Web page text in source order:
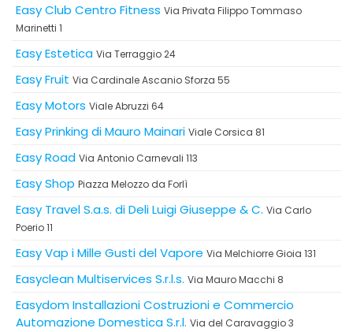
Easy Club Centro Fitness Via Privata Filippo Tommaso
Marinetti 1
Easy Estetica Via Terraggio 24
Easy Fruit Via Cardinale Ascanio Sforza 55
Easy Motors Viale Abruzzi 64
Easy Prinking di Mauro Mainari Viale Corsica 81
Easy Road Via Antonio Carnevali 113
Easy Shop Piazza Melozzo da Forlì
Easy Travel S.a.s. di Deli Luigi Giuseppe & C. Via Carlo
Poerio 11
Easy Vap i Mille Gusti del Vapore Via Melchiorre Gioia 131
Easyclean Multiservices S.r.l.s. Via Mauro Macchi 8
Easydom Installazioni Costruzioni e Commercio
Automazione Domestica S.r.l. Via del Caravaggio 3